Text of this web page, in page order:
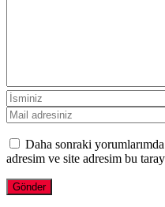
Daha sonraki
adresim ve site adresim bu